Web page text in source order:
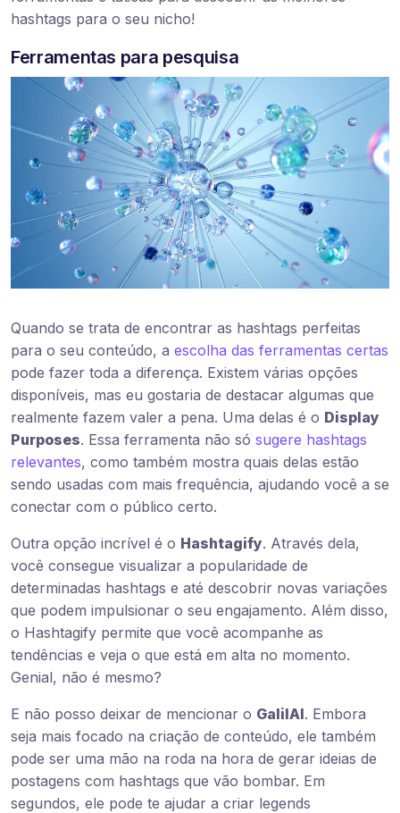
hashtags para o seu nicho!
Ferramentas para pesquisa
Quando se trata de encontrar as hashtags perfeitas
para o seu conteúdo, a escolha das ferramentas certas
pode fazer toda a diferença. Existem várias opções
disponíveis, mas eu gostaria de destacar algumas que
realmente fazem valer a pena. Uma delas é o Display
Purposes. Essa ferramenta não só sugere hashtags
relevantes, como também mostra quais delas estão
sendo usadas com mais frequência, ajudando você a se
conectar com o público certo.
Outra opção incrível é o Hashtagify. Através dela,
você consegue visualizar a popularidade de
determinadas hashtags e até descobrir novas variações
que podem impulsionar o seu engajamento. Além disso,
o Hashtagify permite que você acompanhe as
tendências e veja o que está em alta no momento.
Genial, não é mesmo?
E não posso deixar de mencionar o GalilAI. Embora
seja mais focado na criação de conteúdo, ele também
pode ser uma mão na roda na hora de gerar ideias de
postagens com hashtags que vão bombar. Em
segundos, ele pode te ajudar a criar legends